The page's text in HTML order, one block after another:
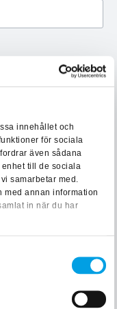
innehållet och
för sociala
även sådana
till de sociala
samarbetar med.
med annan information
in när du har